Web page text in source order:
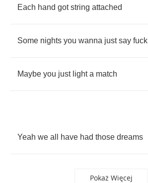
Each hand got string attached
Some nights you wanna just say fuck
Maybe you just light a match
Yeah we all have had those dreams
Pokaż Więcej